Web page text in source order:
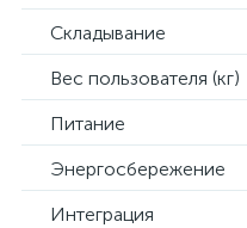
Складывание
Вес пользователя (кг)
Питание
Энергосбережение
Интеграция